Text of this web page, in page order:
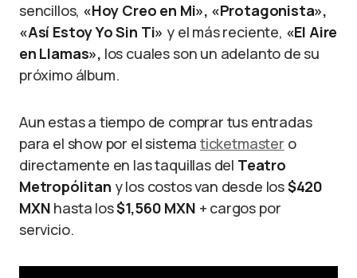
sencillos, «Hoy Creo en Mi», «Protagonista»,
«Así Estoy Yo Sin Ti» y el más reciente, «El Aire
en Llamas», los cuales son un adelanto de su
próximo álbum.
Aun estas a tiempo de comprar tus entradas
para el show por el sistema ticketmaster o
directamente en las taquillas del Teatro
Metropólitan y los costos van desde los$420
MXN hasta los$1,560 MXN + cargos por
servicio.